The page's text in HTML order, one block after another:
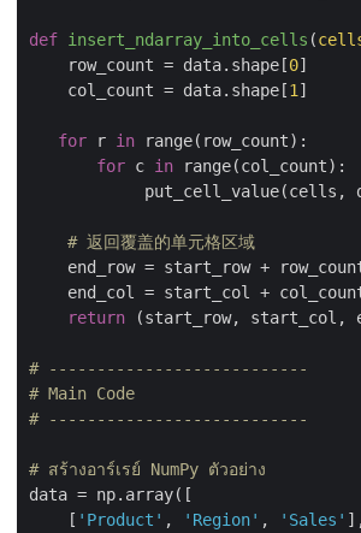
def insert_ndarray_into_cells (
    row_count = data.shape[
0]
    col_count = data.shape[
1 ]
for r in range(row_count):
for c in range(col_count):
put_cell_value(cells,
# 返回覆盖的单元格区域
end_row = start_row +
end_col = start_col +
return (start_row, start_col,
# ---------------------------
# Main Code
# ---------------------------
# สร้างอาร์เรย์ NumPy ตัวอย่าง
data = np.array([
    [
'Product' , 'Region' , 'Sales'